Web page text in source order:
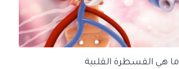
ما هي القسطرة القلبية